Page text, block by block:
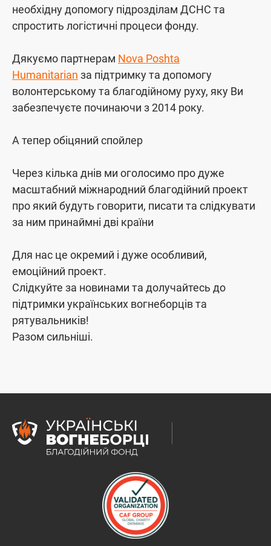
необхідну допомогу підрозділам ДСНС та
спростить логістичні процеси фонду.
Дякуємо партнерам Nova Poshta
Humanitarian за підтримку та допомогу
волонтерському та благодійному руху, яку Ви
забезпечуєте починаючи з 2014 року.
А тепер обіцяний спойлер
Через кілька днів ми оголосимо про дуже
масштабний міжнародний благодійний проект
про який будуть говорити, писати та слідкувати
за ним принаймні дві країни
Для нас це окремий і дуже особливий,
емоційний проект.
Слідкуйте за новинами та долучайтесь до
підтримки українських вогнеборців та
рятувальників!
Разом сильніші.